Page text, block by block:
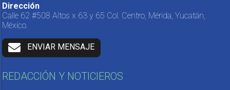
Dirección
Calle 62 #508 Altos x 63 y 65 Col. Centro, Mérida, Yucatán,
México.
ENVIAR MENSAJE
REDACCIÓN Y NOTICIEROS